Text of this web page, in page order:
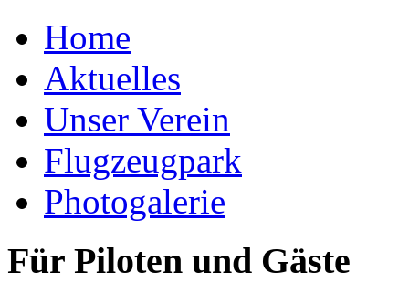
Home
Aktuelles
Unser Verein
Flugzeugpark
Photogalerie
Für Piloten und Gäste